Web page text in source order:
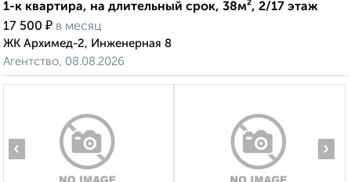
1-к квартира, на длительный срок, 38м², 2/17 этаж
17 500 ₽ в месяц
ЖК Архимед-2, Инженерная 8
Агентство, 08.08.2026
‹ ›